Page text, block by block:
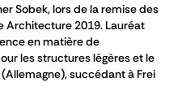
Sobek, lors de la remise des
Architecture 2019. Lauréat
en matière de
les structures légères et le
succédant à Frei